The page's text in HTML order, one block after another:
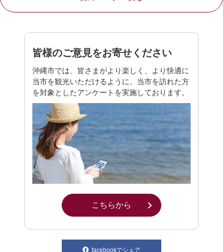
皆様のご意見をお寄せください
沖縄市では、皆さまがより楽しく、より快適に
当市を観光いただけるように、当市を訪れた方
を対象としたアンケートを実施しております。
こちらから 別ウィンドウで開きます
facebookでシェア